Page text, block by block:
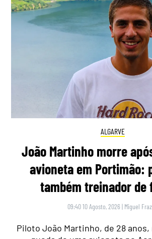
ALGARVE
João Martinho morre
avioneta em Portimão:
também treinador de
09:40 10 Agosto, 2026 | Miguel
Piloto João Martinho, de 28